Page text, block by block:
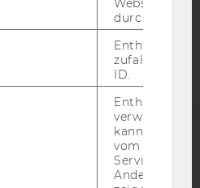
durch
Enthält eine
ID.
Enthält ein
verwendet
kann, um
vom AMP-
Service
Andere